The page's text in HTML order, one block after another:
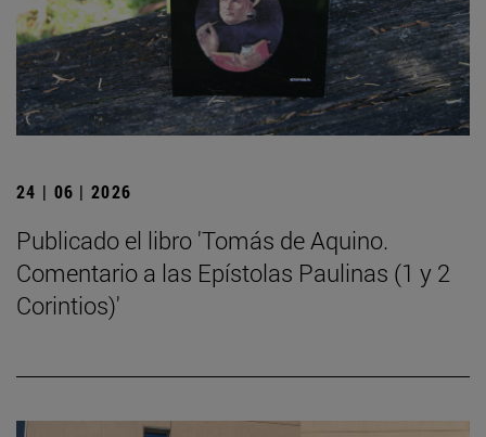
24 | 06 | 2026
Publicado el libro 'Tomás de Aquino.
Comentario a las Epístolas Paulinas (1 y 2
Corintios)'